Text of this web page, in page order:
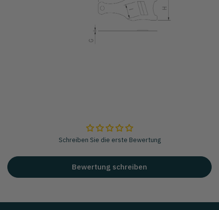
Schreiben Sie die erste Bewertung
Bewertung schreiben